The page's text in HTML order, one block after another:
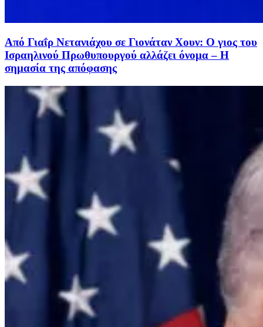
Από Γιαΐρ Νετανιάχου σε Γιονάταν Χουν: Ο γιος του
Ισραηλινού Πρωθυπουργού αλλάζει όνομα – Η
σημασία της απόφασης